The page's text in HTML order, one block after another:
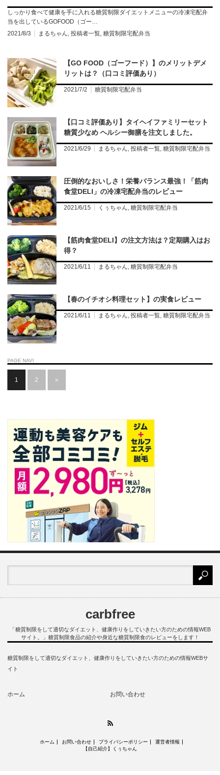
しっかり食べて健康を手に入れる糖質制限ダイエットメニューの冷凍宅配弁
当を出しているGOFOOD（ゴー…
2021/8/3
まるちゃん, 投稿者一覧, 糖質制限宅配弁当
【GO FOOD（ゴーフード）】のメリットデメ
リットは？（口コミ評価あり）
2021/7/2 糖質制限宅配弁当
【口コミ評価あり】タイヘイファミリーセット
糖質少なめ ヘルシー御膳を注文しました。
2021/6/29 まるちゃん, 投稿者一覧, 糖質制限宅配弁当
圧倒的なおいしさ！栄養バランス最強！「筋肉
食堂DELI」の冷凍宅配弁当のレビュー
2021/6/15 くぅちゃん, 糖質制限宅配弁当
【筋肉食堂DELI】の注文方法は？定期購入はお
得？
2021/6/11 まるちゃん, 糖質制限宅配弁当
【春のイチオシ料理セット】の実食レビュー
2021/6/11 まるちゃん, 投稿者一覧, 糖質制限宅配弁当
PAGE NAVI
1 2 »
carbfree
「糖質制限をして適切なダイエット、健康作りをしていきたい方のための情報WEB
サイト。」糖質制限食品の紹介や身近な糖質制限食のレビューをします！
糖質制限をして適切なダイエット、健康作りをしていきたい方のための情報WEBサ
イト
ホーム お問い合わせ
ホーム お問い合わせ プライバシーポリシー
運営者情報
【自己紹介】くぅちゃん